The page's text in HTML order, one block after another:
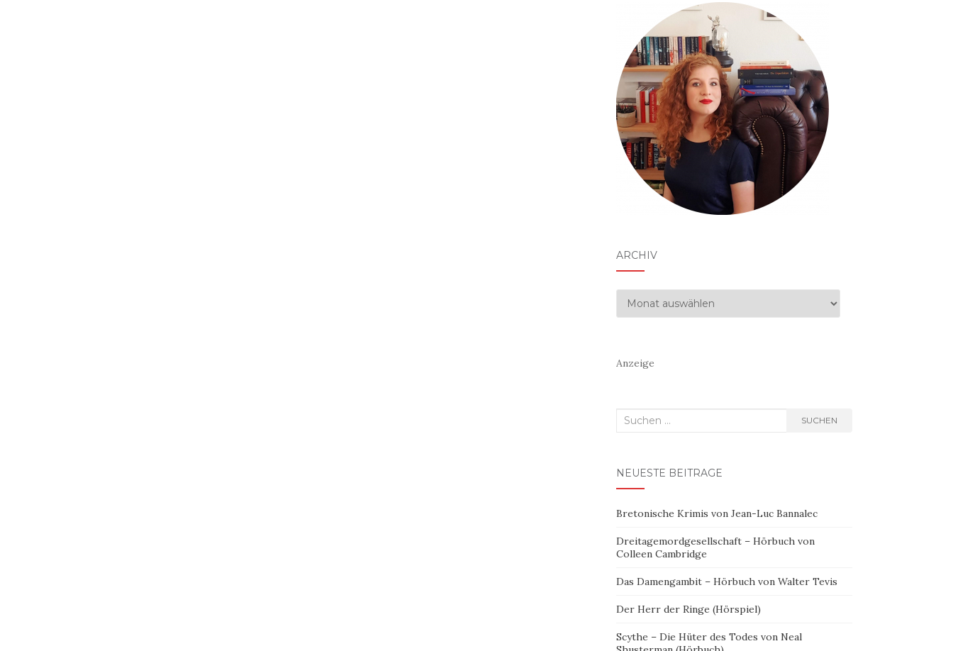
ARCHIV
Archiv
Anzeige
Suchen
SUCHEN
NEUESTE BEITRÄGE
Bretonische Krimis von Jean-Luc Bannalec
Dreitagemordgesellschaft – Hörbuch von
Colleen Cambridge
Das Damengambit – Hörbuch von Walter Tevis
Der Herr der Ringe (Hörspiel)
Scythe – Die Hüter des Todes von Neal